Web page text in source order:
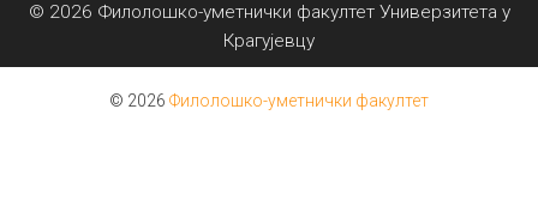
© 2026 Филолошко-уметнички факултет Универзитета у
Крагујевцу
© 2026 Филолошко-уметнички факултет